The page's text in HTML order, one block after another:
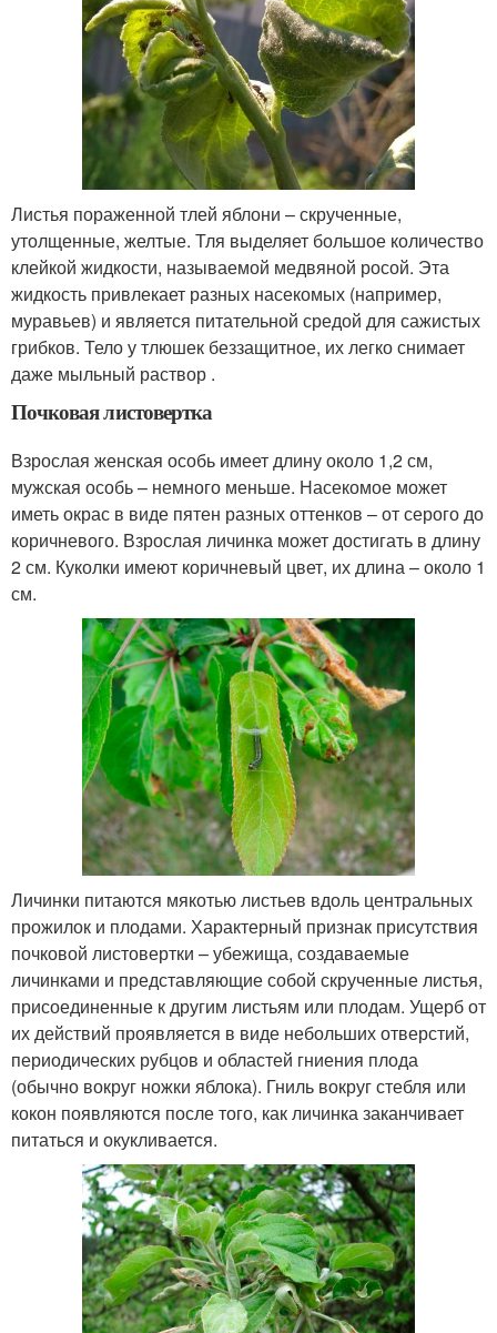
Листья пораженной тлей яблони – скрученные,
утолщенные, желтые. Тля выделяет большое количество
клейкой жидкости, называемой медвяной росой. Эта
жидкость привлекает разных насекомых (например,
муравьев) и является питательной средой для сажистых
грибков. Тело у тлюшек беззащитное, их легко снимает
даже мыльный раствор .
Почковая листовертка
Взрослая женская особь имеет длину около 1,2 см,
мужская особь – немного меньше. Насекомое может
иметь окрас в виде пятен разных оттенков – от серого до
коричневого. Взрослая личинка может достигать в длину
2 см. Куколки имеют коричневый цвет, их длина – около 1
см.
Личинки питаются мякотью листьев вдоль центральных
прожилок и плодами. Характерный признак присутствия
почковой листовертки – убежища, создаваемые
личинками и представляющие собой скрученные листья,
присоединенные к другим листьям или плодам. Ущерб от
их действий проявляется в виде небольших отверстий,
периодических рубцов и областей гниения плода
(обычно вокруг ножки яблока). Гниль вокруг стебля или
кокон появляются после того, как личинка заканчивает
питаться и окукливается.